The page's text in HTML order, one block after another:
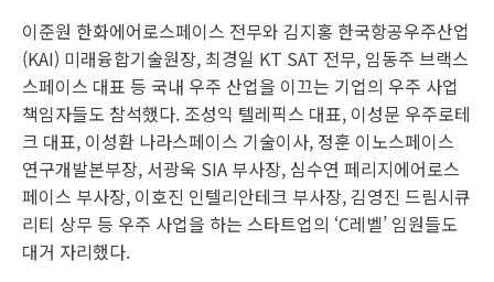
이준원 한화에어로스페이스 전무와 김지홍 한국항공우주산업
(KAI) 미래융합기술원장, 최경일 KT SAT 전무, 임동주 브랙스
스페이스 대표 등 국내 우주 산업을 이끄는 기업의 우주 사업
책임자들도 참석했다. 조성익 텔레픽스 대표, 이성문 우주로테
크 대표, 이성환 나라스페이스 기술이사, 정훈 이노스페이스
연구개발본부장, 서광욱 SIA 부사장, 심수연 페리지에어로스
페이스 부사장, 이호진 인텔리안테크 부사장, 김영진 드림시큐
리티 상무 등 우주 사업을 하는 스타트업의 ‘C레벨’ 임원들도
대거 자리했다.